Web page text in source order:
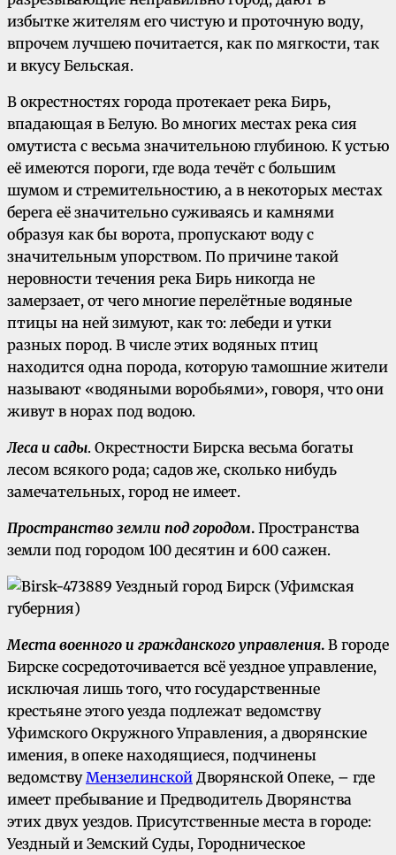
избытке жителям его чистую и проточную воду,
впрочем лучшею почитается, как по мягкости, так
и вкусу Бельская.
В окрестностях города протекает река Бирь,
впадающая в Белую. Во многих местах река сия
омутиста с весьма значительною глубиною. К устью
её имеются пороги, где вода течёт с большим
шумом и стремительностию, а в некоторых местах
берега её значительно суживаясь и камнями
образуя как бы ворота, пропускают воду с
значительным упорством. По причине такой
неровности течения река Бирь никогда не
замерзает, от чего многие перелётные водяные
птицы на ней зимуют, как то: лебеди и утки
разных пород. В числе этих водяных птиц
находится одна порода, которую тамошние жители
называют «водяными воробьями», говоря, что они
живут в норах под водою.
Леса и сады. Окрестности Бирска весьма богаты
лесом всякого рода; садов же, сколько нибудь
замечательных, город не имеет.
Пространство земли под городом. Пространства
земли под городом 100 десятин и 600 сажен.
Места военного и гражданского управления. В городе
Бирске сосредоточивается всё уездное управление,
исключая лишь того, что государственные
крестьяне этого уезда подлежат ведомству
Уфимского Окружного Управления, а дворянские
имения, в опеке находящиеся, подчинены
ведомству Мензелинской Дворянской Опеке, – где
имеет пребывание и Предводитель Дворянства
этих двух уездов. Присутственные места в городе:
Уездный и Земский Суды, Городническое